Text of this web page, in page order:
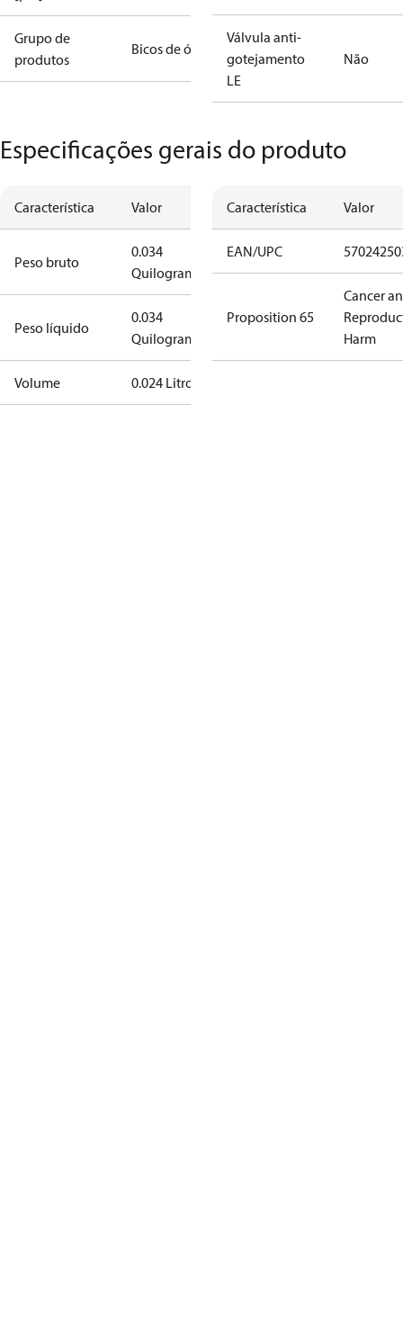
Grupo de
produtos
Bicos de óleo
Válvula anti-
gotejamento
LE
Não
Especificações gerais do produto
Característica Valor
Peso bruto
0.034
Quilograma
Peso líquido
0.034
Quilograma
Volume 0.024 Litro
Característica Valor
EAN/UPC
Proposition 65
Cancer
Harm